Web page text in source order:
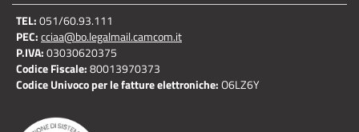
TEL:051/60.93.111
PEC:cciaa@bo.legalmail.camcom.it
P.IVA:03030620375
Codice Fiscale:80013970373
Codice Univoco per le fatture elettroniche:O6LZ6Y